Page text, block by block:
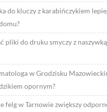
do kluczy z karabińczykiem
pliki do druku smyczy z
w Grodzisku
opornym?
felg w Tarnowie zwiększy